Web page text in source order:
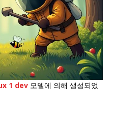
1 dev 모델에 의해 생성되었